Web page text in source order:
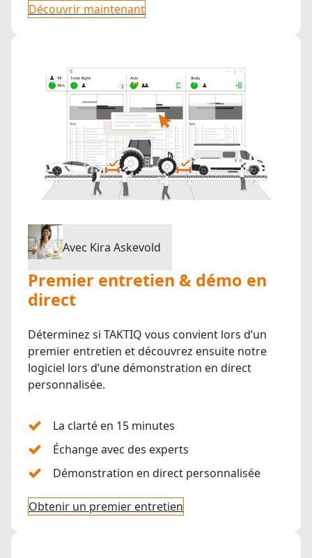
Découvrir maintenant
Avec Kira Askevold
Premier entretien & démo en
direct
Déterminez si TAKTIQ vous convient lors d’un
premier entretien et découvrez ensuite notre
logiciel lors d’une démonstration en direct
personnalisée.
La clarté en 15 minutes
Échange avec des experts
Démonstration en direct personnalisée
Obtenir un premier entretien